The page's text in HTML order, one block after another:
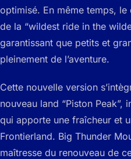
optimisé. En même temps, le
de la “wildest ride in the
garantissant que petits et
pleinement de l’aventure.
Cette nouvelle version
nouveau land “Piston Peak”,
qui apporte une fraîcheur et
Frontierland. Big Thunder
maîtresse du renouveau de